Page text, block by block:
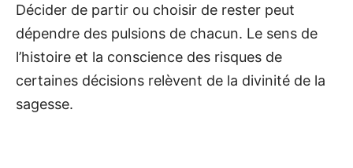
Décider de partir ou choisir de rester peut
dépendre des pulsions de chacun. Le sens de
l’histoire et la conscience des risques de
certaines décisions relèvent de la divinité de la
sagesse.